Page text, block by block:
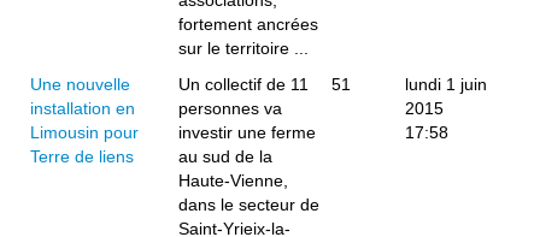
fortement ancrées
sur le territoire ...
Une nouvelle
installation en
Limousin pour
Terre de liens
Un collectif de 11
personnes va
investir une ferme
au sud de la
Haute-Vienne,
dans le secteur de
Saint-Yrieix-la-
51
lundi 1 juin
2015
17:58